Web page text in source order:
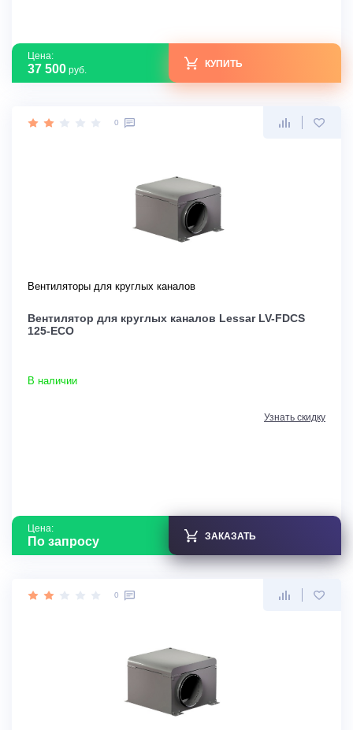
Цена:
37 500 руб.
КУПИТЬ
0
Вентиляторы для круглых каналов
Вентилятор для круглых каналов Lessar LV-FDCS
125-ECO
В наличии
Узнать скидку
Цена:
По запросу ЗАКАЗАТЬ
0